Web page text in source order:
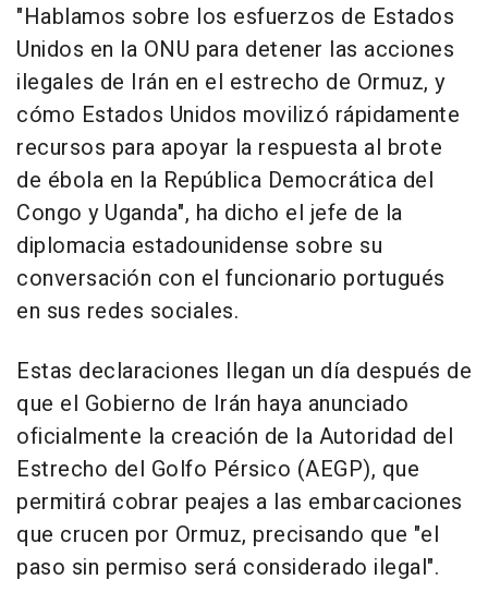
"Hablamos sobre los esfuerzos de Estados
Unidos en la ONU para detener las acciones
ilegales de Irán en el estrecho de Ormuz, y
cómo Estados Unidos movilizó rápidamente
recursos para apoyar la respuesta al brote
de ébola en la República Democrática del
Congo y Uganda", ha dicho el jefe de la
diplomacia estadounidense sobre su
conversación con el funcionario portugués
en sus redes sociales.
Estas declaraciones llegan un día después de
que el Gobierno de Irán haya anunciado
oficialmente la creación de la Autoridad del
Estrecho del Golfo Pérsico (AEGP), que
permitirá cobrar peajes a las embarcaciones
que crucen por Ormuz, precisando que "el
paso sin permiso será considerado ilegal".